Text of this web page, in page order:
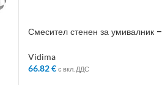
Смесител стенен за умивалник –
Vidima
66.82€ с вкл. ДДС